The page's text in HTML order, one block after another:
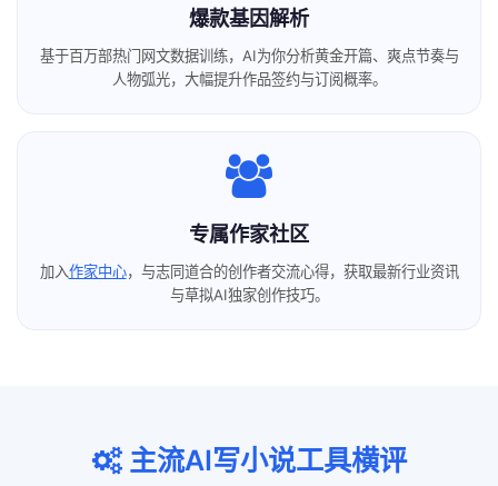
爆款基因解析
基于百万部热门网文数据训练，AI为你分析黄金开篇、爽点节奏与
人物弧光，大幅提升作品签约与订阅概率。
专属作家社区
加入作家中心，与志同道合的创作者交流心得，获取最新行业资讯
与草拟AI独家创作技巧。
主流AI写小说工具横评